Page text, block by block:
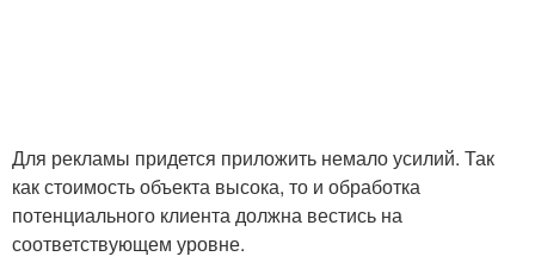
Для рекламы придется приложить немало усилий. Так
как стоимость объекта высока, то и обработка
потенциального клиента должна вестись на
соответствующем уровне.